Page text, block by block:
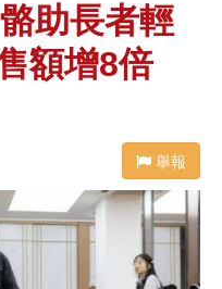
助長者輕
額增8倍
舉報